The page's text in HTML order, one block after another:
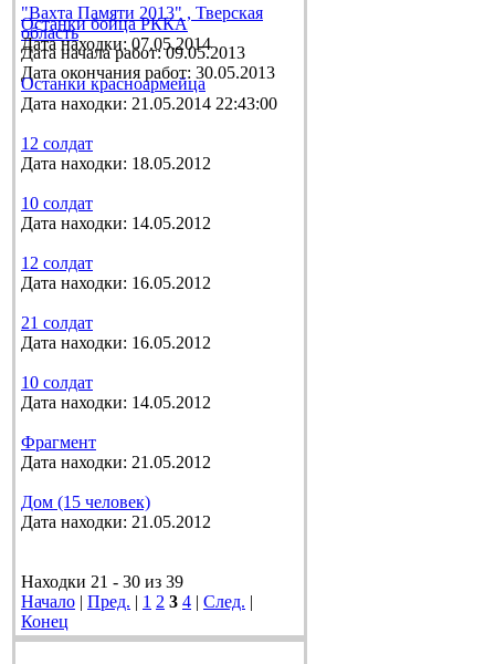
"Вахта Памяти 2013" , Тверская
область
Дата начала работ: 09.05.2013
Дата окончания работ: 30.05.2013
Останки бойца РККА
Дата находки: 07.05.2014
Останки красноармейца
Дата находки: 21.05.2014 22:43:00
12 солдат
Дата находки: 18.05.2012
10 солдат
Дата находки: 14.05.2012
12 солдат
Дата находки: 16.05.2012
21 солдат
Дата находки: 16.05.2012
10 солдат
Дата находки: 14.05.2012
Фрагмент
Дата находки: 21.05.2012
Дом (15 человек)
Дата находки: 21.05.2012
Находки 21 - 30 из 39
Начало | Пред. | 1 2 3 4 | След. |
Конец